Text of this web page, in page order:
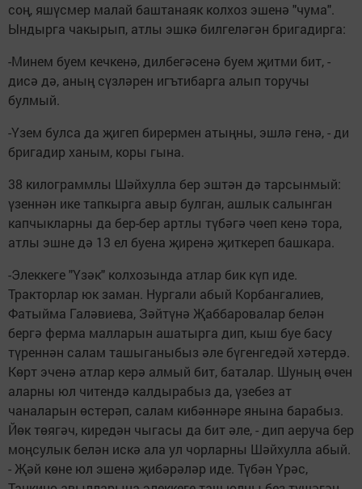
соң, яшүсмер малай баштанаяк колхоз эшенә "чума".
Ындырга чакырып, атлы эшкә билгеләгән бригадирга:
-Минем буем кечкенә, дилбегәсенә буем җитми бит, -
дисә дә, аның сүзләрен игътибарга алып торучы
булмый.
-Үзем булса да җигеп бирермен атыңны, эшлә генә, - ди
бригадир ханым, коры гына.
38 килограммлы Шәйхулла бер эштән дә тарсынмый:
үзеннән ике тапкырга авыр булган, ашлык салынган
капчыкларны да бер-бер артлы түбәгә чөеп кенә тора,
атлы эшне дә 13 ел буена җиренә җиткереп башкара.
-Элеккеге "Үзәк" колхозында атлар бик күп иде.
Тракторлар юк заман. Нургали абый Корбангалиев,
Фатыйма Галәвиева, Зәйтүнә Җаббаровалар белән
бергә ферма малларын ашатырга дип, кыш буе басу
түреннән салам ташыганыбыз әле бүгенгедәй хәтердә.
Көрт эченә атлар керә алмый бит, баталар. Шуның өчен
аларны юл читендә калдырабыз да, үзебез ат
чаналарын өстерәп, салам кибәннәре янына барабыз.
Йөк төягәч, киредән чыгасы да бит әле, - дип аеруча бер
моңсулык белән искә ала ул чорларны Шәйхулла абый.
- Җәй көне юл эшенә җибәрәләр иде. Түбән Үрәс,